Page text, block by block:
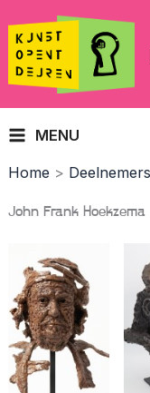
content
MENU
Home Deelnemers
John Frank Hoekzema